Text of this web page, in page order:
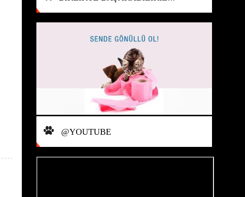
@YOUTUBE